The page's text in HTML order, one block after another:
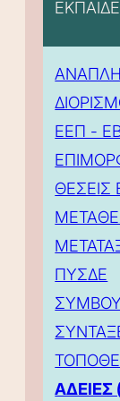
ΕΕΠ -
ΠΥΣΔΕ
ΑΔΕΙΕΣ